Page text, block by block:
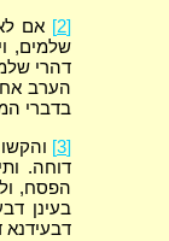
[2]
אם
שלמים,
דהרי
הערב
בדברי
[3]
דוחה.
הפסח,
בעינן